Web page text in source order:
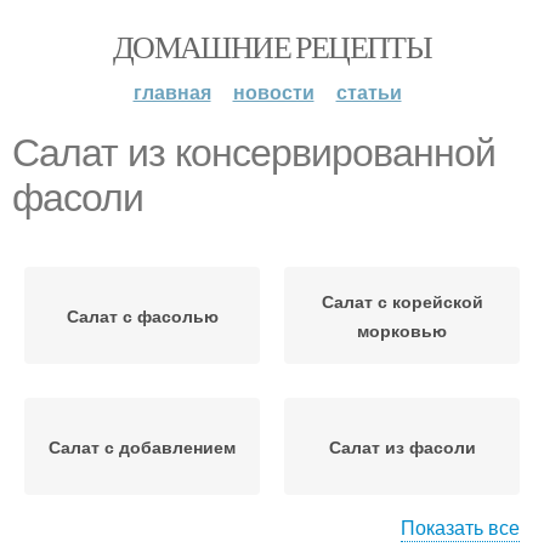
ДОМАШНИЕ РЕЦЕПТЫ
главная новости статьи
Салат из консервированной
фасоли
Салат с фасолью
Салат с корейской
морковью
Салат с добавлением Салат из фасоли
Показать все